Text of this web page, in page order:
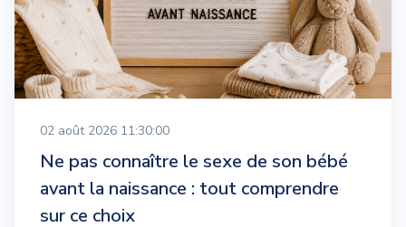
02 août 2026 11:30:00
Ne pas connaître le sexe de son bébé
avant la naissance : tout comprendre
sur ce choix